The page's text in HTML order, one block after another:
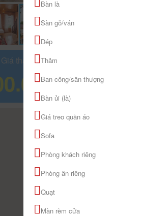
Giá tham khảo
đ
Bàn là
Sàn gỗ/ván
Dép
Thảm
Ban công/sân thượng
Bàn ủi (là)
Giá treo quần áo
Sofa
Phòng khách riêng
Phòng ăn riêng
Quạt
Màn rèm cửa